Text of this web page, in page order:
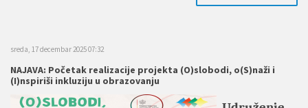
sreda, 17 decembar 2025 07:32
NAJAVA: Početak realizacije projekta (O)slobodi, o(S)naži i
(I)nspiriši inkluziju u obrazovanju